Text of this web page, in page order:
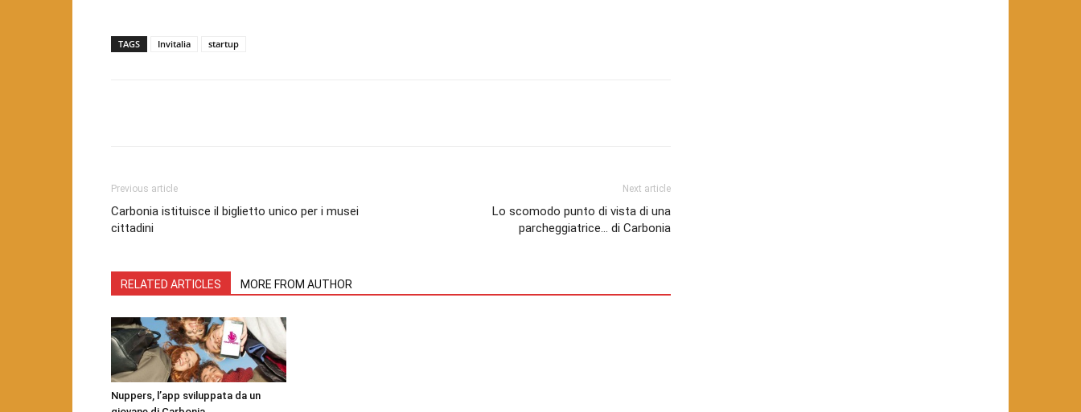
TAGS Invitalia startup
Previous article
Carbonia istituisce il biglietto unico per i musei
cittadini
Next article
Lo scomodo punto di vista di una
parcheggiatrice… di Carbonia
RELATED ARTICLES MORE FROM AUTHOR
Nuppers, l’app sviluppata da un